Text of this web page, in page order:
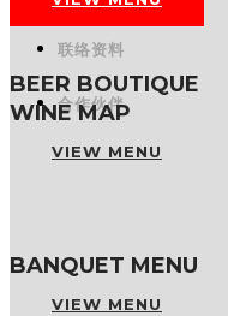
联络资料
合作伙伴
BEER BOUTIQUE
WINE MAP
VIEW MENU
BANQUET MENU
VIEW MENU